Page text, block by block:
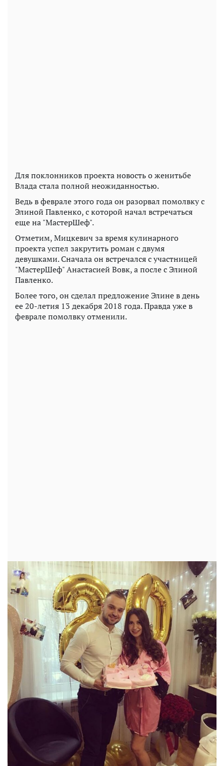
Для поклонников проекта новость о женитьбе
Влада стала полной неожиданностью.
Ведь в феврале этого года он разорвал помолвку с
Элиной Павленко, с которой начал встречаться
еще на "МастерШеф".
Отметим, Мицкевич за время кулинарного
проекта успел закрутить роман с двумя
девушками. Сначала он встречался с участницей
"МастерШеф" Анастасией Вовк, а после с Элиной
Павленко.
Более того, он сделал предложение Элине в день
ее 20-летия 13 декабря 2018 года. Правда уже в
феврале помолвку отменили.